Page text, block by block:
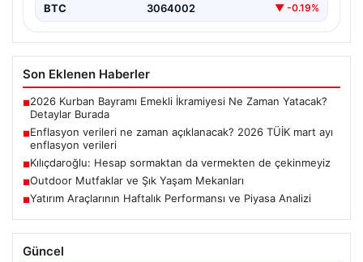
BTC 3064002 ▼ -0.19%
Son Eklenen Haberler
■2026 Kurban Bayramı Emekli İkramiyesi Ne Zaman Yatacak?
Detaylar Burada
■Enflasyon verileri ne zaman açıklanacak? 2026 TÜİK mart ayı
enflasyon verileri
■Kılıçdaroğlu: Hesap sormaktan da vermekten de çekinmeyiz
■Outdoor Mutfaklar ve Şık Yaşam Mekanları
■Yatırım Araçlarının Haftalık Performansı ve Piyasa Analizi
Güncel